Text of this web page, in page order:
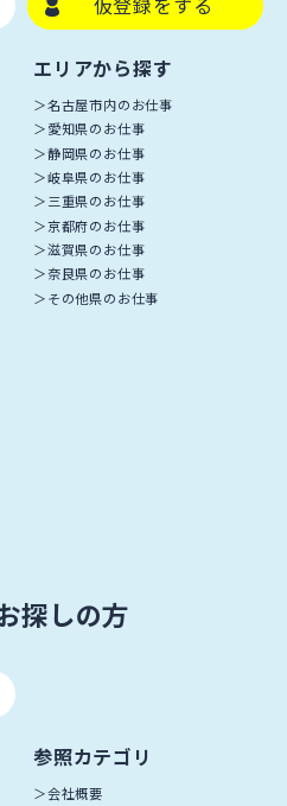
エリアから探す
名古屋市内のお仕事
愛知県のお仕事
静岡県のお仕事
岐阜県のお仕事
三重県のお仕事
京都府のお仕事
滋賀県のお仕事
奈良県のお仕事
その他県のお仕事
探しの方
参照カテゴリ
会社概要